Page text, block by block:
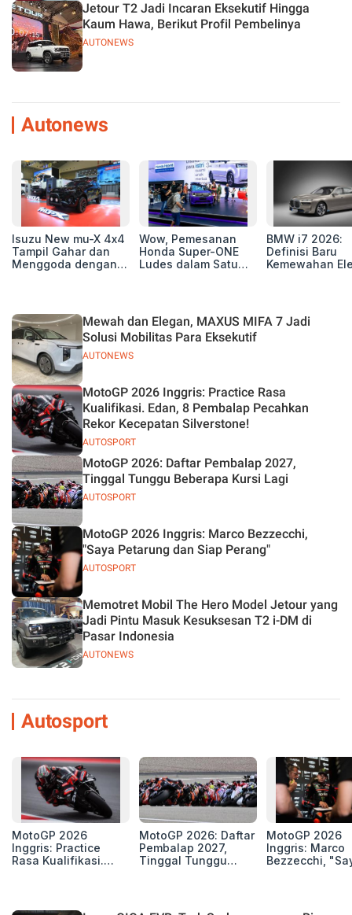
AUTONEWS
Jetour T2 Jadi Incaran Eksekutif Hingga
Kaum Hawa, Berikut Profil Pembelinya
Autonews
Isuzu New mu-X 4x4
Tampil Gahar dan
Menggoda dengan
Wow, Pemesanan
Honda Super-ONE
Ludes dalam Satu
BMW i7 2026:
Definisi Baru
Kemewahan
AUTONEWS
Mewah dan Elegan, MAXUS MIFA 7 Jadi
Solusi Mobilitas Para Eksekutif
AUTOSPORT
MotoGP 2026 Inggris: Practice Rasa
Kualifikasi. Edan, 8 Pembalap Pecahkan
Rekor Kecepatan Silverstone!
AUTOSPORT
MotoGP 2026: Daftar Pembalap 2027,
Tinggal Tunggu Beberapa Kursi Lagi
AUTOSPORT
MotoGP 2026 Inggris: Marco Bezzecchi,
"Saya Petarung dan Siap Perang"
AUTONEWS
Memotret Mobil The Hero Model Jetour yang
Jadi Pintu Masuk Kesuksesan T2 i-DM di
Pasar Indonesia
Autosport
MotoGP 2026
Inggris: Practice
Rasa Kualifikasi.
Silverstone!
MotoGP 2026: Daftar
Pembalap 2027,
Tinggal Tunggu
MotoGP 2026
Inggris: Marco
Bezzecchi,